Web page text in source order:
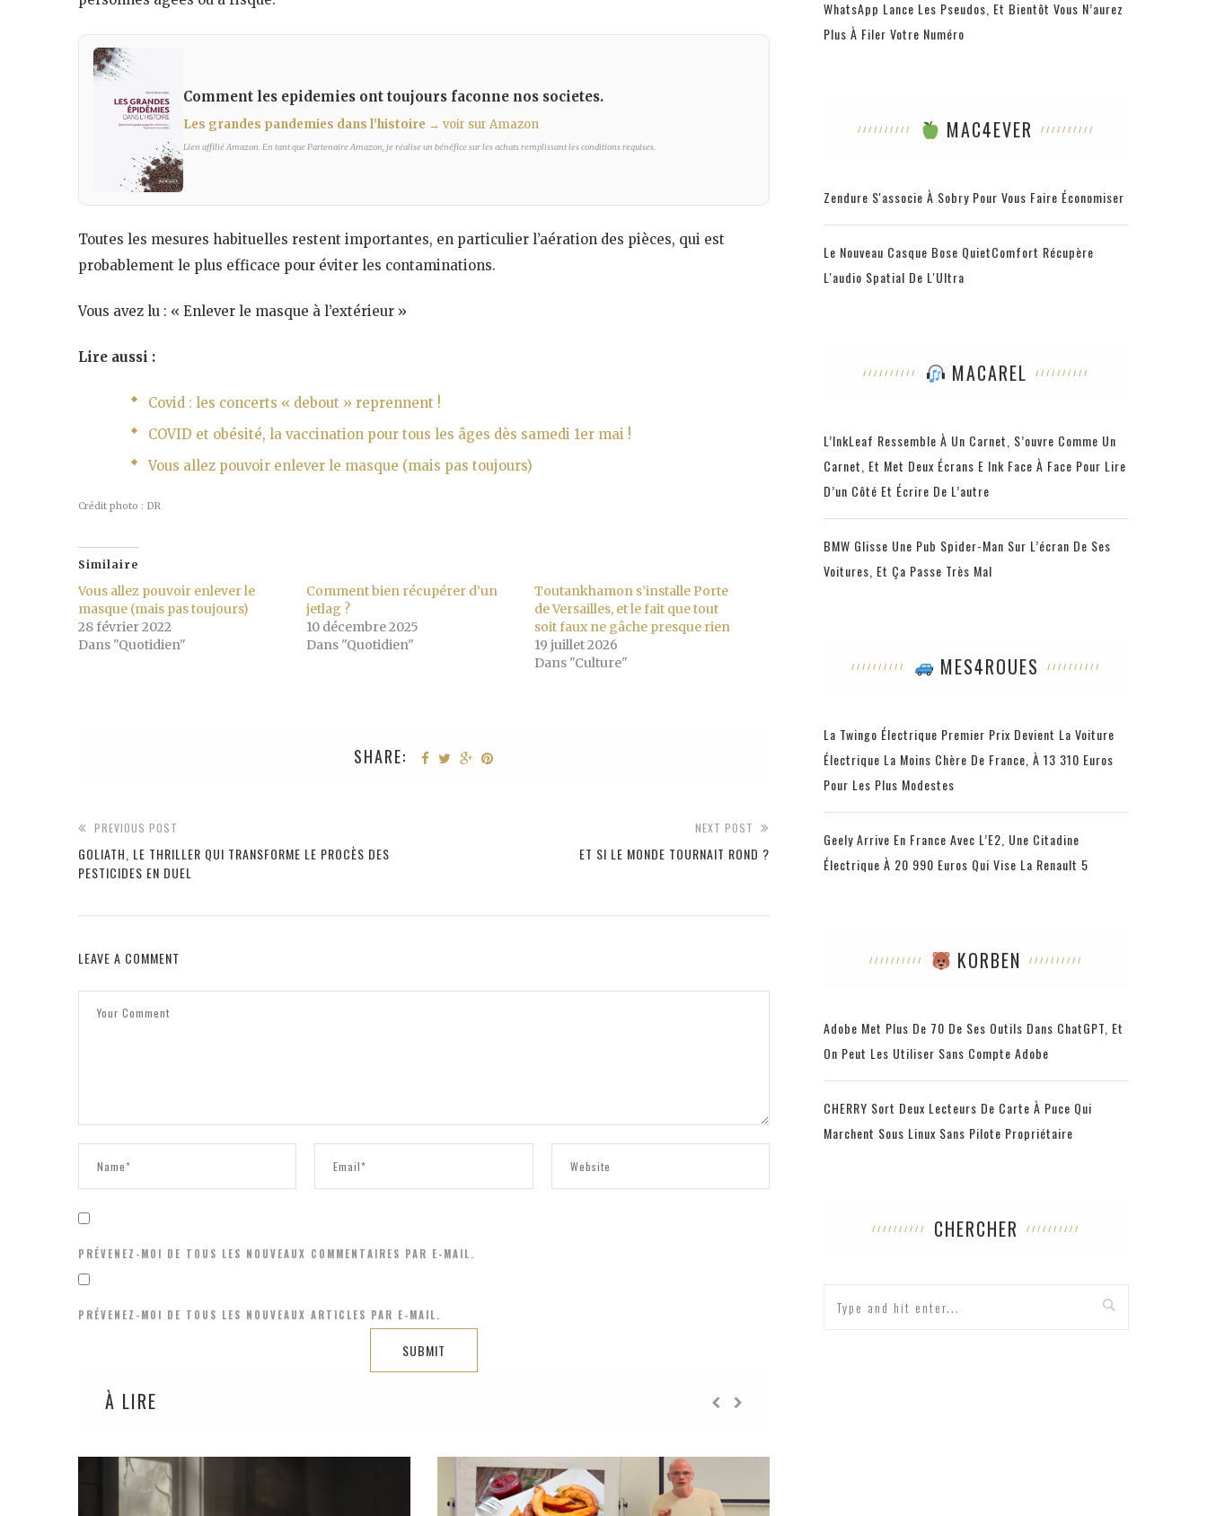
Comment les epidemies ont toujours faconne nos societes.
Les grandes pandemies dans l’histoire → voir sur Amazon
Lien affilié Amazon. En tant que Partenaire Amazon, je réalise un bénéfice sur les achats remplissant les conditions requises.
Toutes les mesures habituelles restent importantes, en particulier l’aération des pièces, qui est
probablement le plus efficace pour éviter les contaminations.
Vous avez lu : « Enlever le masque à l’extérieur »
Lire aussi :
Covid : les concerts « debout » reprennent !
COVID et obésité, la vaccination pour tous les âges dès samedi 1er mai !
Vous allez pouvoir enlever le masque (mais pas toujours)
Crédit photo : DR
Similaire
Vous allez pouvoir enlever le
masque (mais pas toujours)
28 février 2022
Dans "Quotidien"
Comment bien récupérer d’un
jetlag ?
10 décembre 2025
Dans "Quotidien"
Toutankhamon s’installe Porte
de Versailles, et le fait que tout
soit faux ne gâche presque rien
19 juillet 2026
Dans "Culture"
SHARE:
PREVIOUS POST
GOLIATH, LE THRILLER QUI TRANSFORME LE PROCÈS DES
PESTICIDES EN DUEL
NEXT POST
ET SI LE MONDE TOURNAIT ROND ?
LEAVE A COMMENT
PRÉVENEZ-MOI DE TOUS LES NOUVEAUX COMMENTAIRES PAR E-MAIL.
PRÉVENEZ-MOI DE TOUS LES NOUVEAUX ARTICLES PAR E-MAIL.
À LIRE
WhatsApp Lance Les Pseudos, Et Bientôt Vous N’aurez
Plus À Filer Votre Numéro
MAC4EVER
Zendure S'associe À Sobry Pour Vous Faire Économiser
Le Nouveau Casque Bose QuietComfort Récupère
L'audio Spatial De L'Ultra
MACAREL
L’InkLeaf Ressemble À Un Carnet, S’ouvre Comme Un
Carnet, Et Met Deux Écrans E Ink Face À Face Pour Lire
D’un Côté Et Écrire De L’autre
BMW Glisse Une Pub Spider-Man Sur L’écran De Ses
Voitures, Et Ça Passe Très Mal
MES4ROUES
La Twingo Électrique Premier Prix Devient La Voiture
Électrique La Moins Chère De France, À 13 310 Euros
Pour Les Plus Modestes
Geely Arrive En France Avec L’E2, Une Citadine
Électrique À 20 990 Euros Qui Vise La Renault 5
KORBEN
Adobe Met Plus De 70 De Ses Outils Dans ChatGPT, Et
On Peut Les Utiliser Sans Compte Adobe
CHERRY Sort Deux Lecteurs De Carte À Puce Qui
Marchent Sous Linux Sans Pilote Propriétaire
CHERCHER